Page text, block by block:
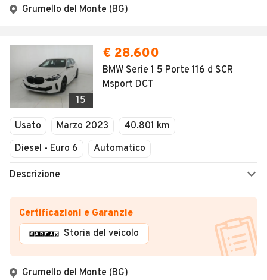
Grumello del Monte (BG)
15
€ 28.600
BMW Serie 1 5 Porte 116 d SCR
Msport DCT
Usato Marzo 2023
40.801 km
Diesel - Euro 6
Automatico
Descrizione
Certificazioni e Garanzie
Storia del veicolo
Grumello del Monte (BG)